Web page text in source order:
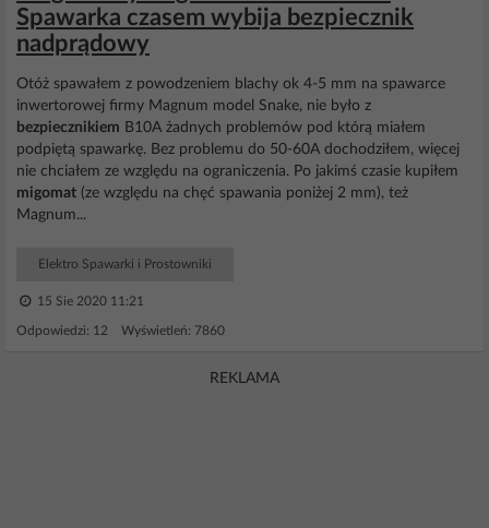
Spawarka czasem wybija bezpiecznik
nadprądowy
Otóż spawałem z powodzeniem blachy ok 4-5 mm na spawarce
inwertorowej firmy Magnum model Snake, nie było z
bezpiecznikiem B10A żadnych problemów pod którą miałem
podpiętą spawarkę. Bez problemu do 50-60A dochodziłem, więcej
nie chciałem ze względu na ograniczenia. Po jakimś czasie kupiłem
migomat (ze względu na chęć spawania poniżej 2 mm), też
Magnum...
Elektro Spawarki i Prostowniki
15 Sie 2020 11:21
Odpowiedzi: 12 Wyświetleń: 7860
REKLAMA